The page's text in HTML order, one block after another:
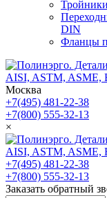
DIN
Фланцы
Москва
+7(495) 481-22-38
+7(800) 555-32-13
×
+7(495) 481-22-38
+7(800) 555-32-13
Заказать обратный